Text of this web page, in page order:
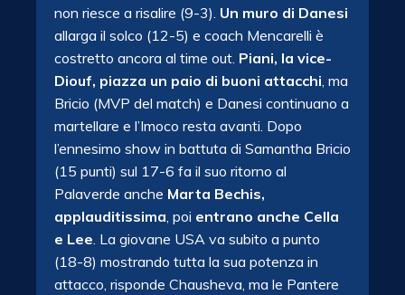
non riesce a risalire (9-3). Un muro di Danesi
allarga il solco (12-5) e coach Mencarelli è
costretto ancora al time out. Piani, la vice-
Diouf, piazza un paio di buoni attacchi, ma
Bricio (MVP del match) e Danesi continuano a
martellare e l’Imoco resta avanti. Dopo
l’ennesimo show in battuta di Samantha Bricio
(15 punti) sul 17-6 fa il suo ritorno al
Palaverde anche Marta Bechis,
applauditissima, poi entrano anche Cella
e Lee. La giovane USA va subito a punto
(18-8) mostrando tutta la sua potenza in
attacco, risponde Chausheva, ma le Pantere